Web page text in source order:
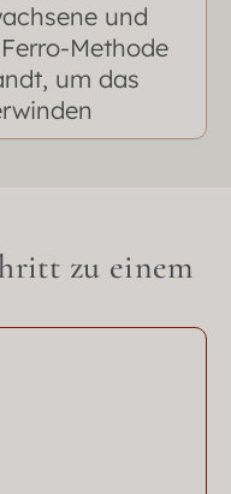
und
Methode
um das
zu einem